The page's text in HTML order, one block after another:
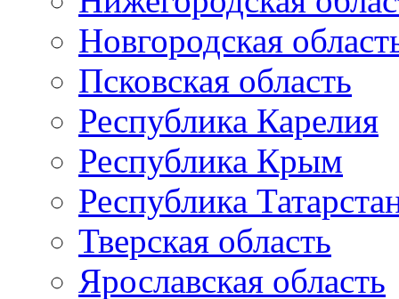
Новгородская
Псковская область
Республика Карелия
Республика Крым
Республика
Тверская область
Ярославская область